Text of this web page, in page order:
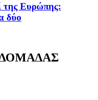
της Ευρώπης:
δύο